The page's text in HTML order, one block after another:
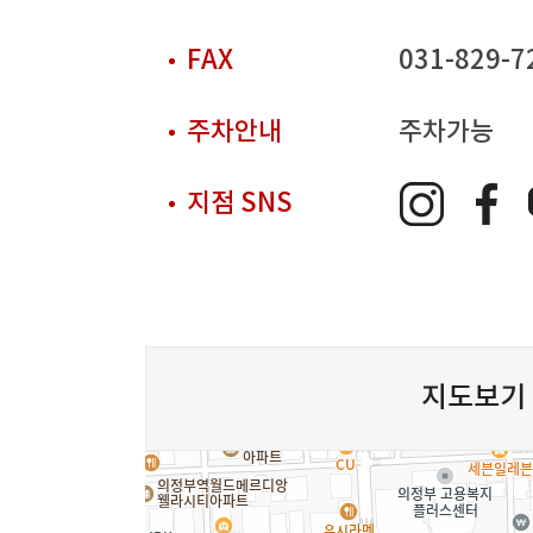
FAX 031-829-
주차안내 주차가능
지점 SNS
지도보기